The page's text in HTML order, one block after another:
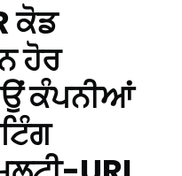
ਕੋਡ
ਹੋਰ
ਕੰਪਨੀਆਂ